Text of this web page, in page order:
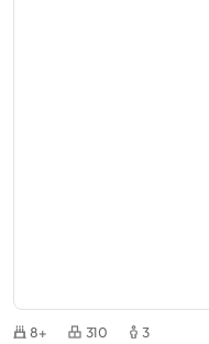
8+ 310 3